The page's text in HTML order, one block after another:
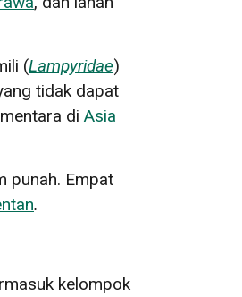
(Lampyridae)
tidak dapat
di Asia
punah. Empat
.
kelompok